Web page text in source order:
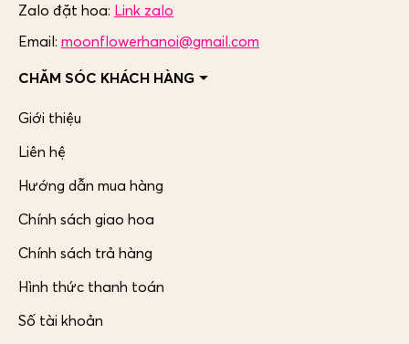
Zalo đặt hoa: Link zalo
Email: moonflowerhanoi@gmail.com
CHĂM SÓC KHÁCH HÀNG
Giới thiệu
Liên hệ
Hướng dẫn mua hàng
Chính sách giao hoa
Chính sách trả hàng
Hình thức thanh toán
Số tài khoản